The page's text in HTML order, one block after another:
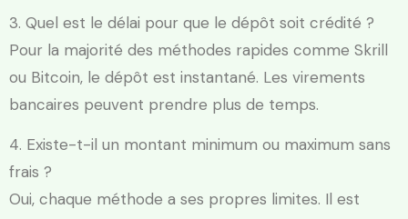
3. Quel est le délai pour que le dépôt soit crédité ?
Pour la majorité des méthodes rapides comme Skrill
ou Bitcoin, le dépôt est instantané. Les virements
bancaires peuvent prendre plus de temps.
4. Existe-t-il un montant minimum ou maximum sans
frais ?
Oui, chaque méthode a ses propres limites. Il est